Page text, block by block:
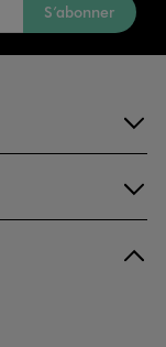
S’abonner